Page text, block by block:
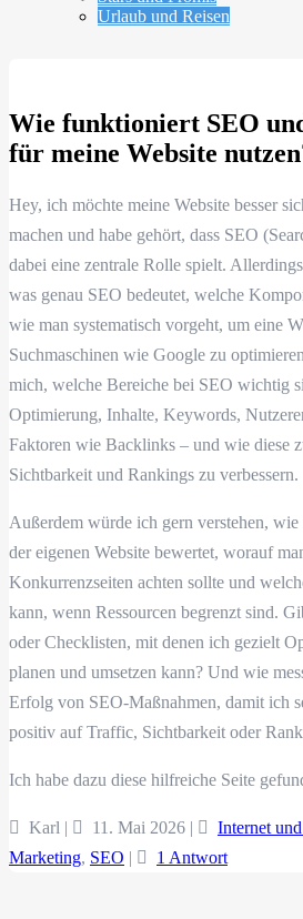
Urlaub und Reisen
Wie funktioniert SEO
für meine Website
Hey, ich möchte meine Website besser
machen und habe gehört, dass SEO
dabei eine zentrale Rolle spielt.
was genau SEO bedeutet, welche
wie man systematisch vorgeht, um eine
Suchmaschinen wie Google zu
mich, welche Bereiche bei SEO wichtig
Optimierung, Inhalte, Keywords,
Faktoren wie Backlinks – und wie diese
Sichtbarkeit und Rankings zu verbessern.
Außerdem würde ich gern verstehen,
der eigenen Website bewertet, worauf
Konkurrenzseiten achten sollte und
kann, wenn Ressourcen begrenzt sind.
oder Checklisten, mit denen ich gezielt
planen und umsetzen kann? Und wie
Erfolg von SEO-Maßnahmen, damit ich
positiv auf Traffic, Sichtbarkeit oder
Ich habe dazu diese hilfreiche Seite
Karl | 11. Mai 2026 | Internet
Marketing, SEO | 1 Antwort